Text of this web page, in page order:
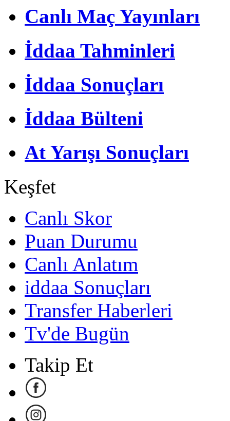
Canlı Maç Yayınları
İddaa Tahminleri
İddaa Sonuçları
İddaa Bülteni
At Yarışı Sonuçları
Keşfet
Canlı Skor
Puan Durumu
Canlı Anlatım
iddaa Sonuçları
Transfer Haberleri
Tv'de Bugün
Takip Et